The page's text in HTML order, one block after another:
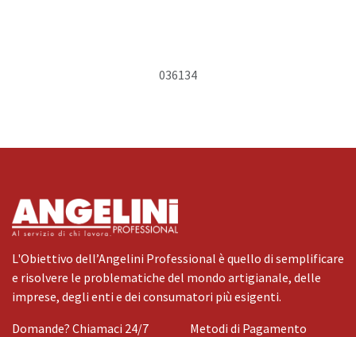
036134
L'Obiettivo dell’Angelini Professional è quello di semplificare
e risolvere le problematiche del mondo artigianale, delle
imprese, degli enti e dei consumatori più esigenti.
Domande? Chiamaci 24/7
Metodi di Pagamento